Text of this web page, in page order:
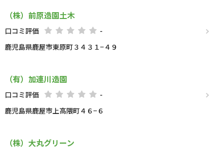
（株）前原造園土木
口コミ評価
-
鹿児島県鹿屋市東原町３４３１−４９
（有）加連川造園
口コミ評価
-
鹿児島県鹿屋市上高隈町４６−６
（株）大丸グリーン